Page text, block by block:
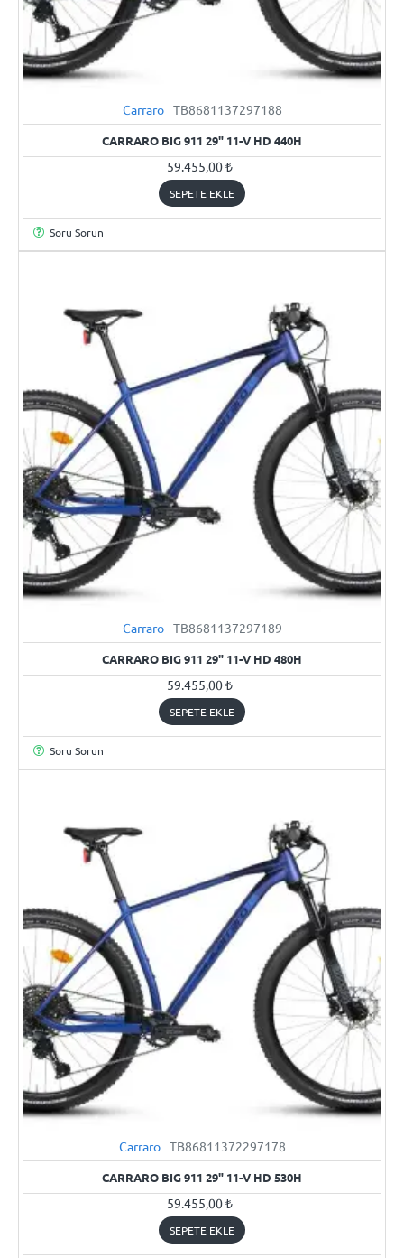
Carraro TB8681137297188
CARRARO BIG 911 29" 11-V HD 440H
59.455,00 ₺
SEPETE EKLE
Soru Sorun
Carraro TB8681137297189
CARRARO BIG 911 29" 11-V HD 480H
59.455,00 ₺
SEPETE EKLE
Soru Sorun
Carraro TB86811372297178
CARRARO BIG 911 29" 11-V HD 530H
59.455,00 ₺
SEPETE EKLE